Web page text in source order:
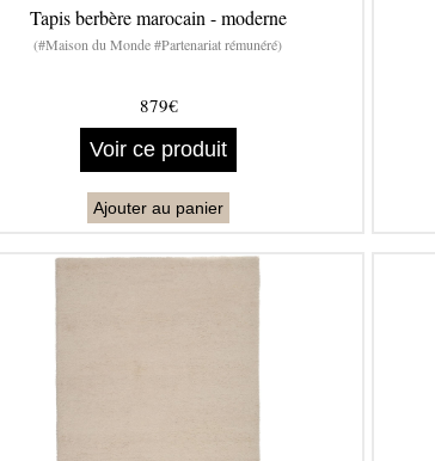
Tapis berbère marocain - moderne
(#Maison du Monde #Partenariat rémunéré)
879€
Voir ce produit
Ajouter au panier